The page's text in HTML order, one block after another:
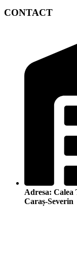
CONTACT
Adresa: Calea
Caraș-Severin